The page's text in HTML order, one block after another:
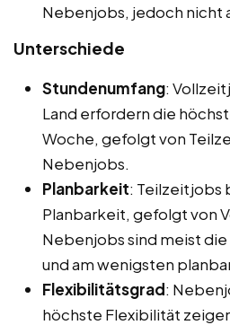
Nebenjobs, jedoch nicht
Unterschiede
Stundenumfang:
Land erfordern die
Woche, gefolgt von
Nebenjobs.
Planbarkeit: Teilzeitjobs
Planbarkeit, gefolgt von
Nebenjobs sind meist
und am wenigsten
Flexibilitätsgrad:
höchste Flexibilität